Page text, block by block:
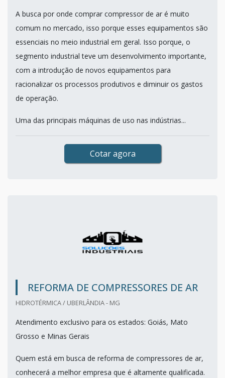
A busca por onde comprar compressor de ar é muito
comum no mercado, isso porque esses equipamentos são
essenciais no meio industrial em geral. Isso porque, o
segmento industrial teve um desenvolvimento importante,
com a introdução de novos equipamentos para
racionalizar os processos produtivos e diminuir os gastos
de operação.
Uma das principais máquinas de uso nas indústrias...
Cotar agora
REFORMA DE COMPRESSORES DE AR
HIDROTÉRMICA / UBERLÂNDIA - MG
Atendimento exclusivo para os estados: Goiás, Mato
Grosso e Minas Gerais
Quem está em busca de reforma de compressores de ar,
conhecerá a melhor empresa que é altamente qualificada.